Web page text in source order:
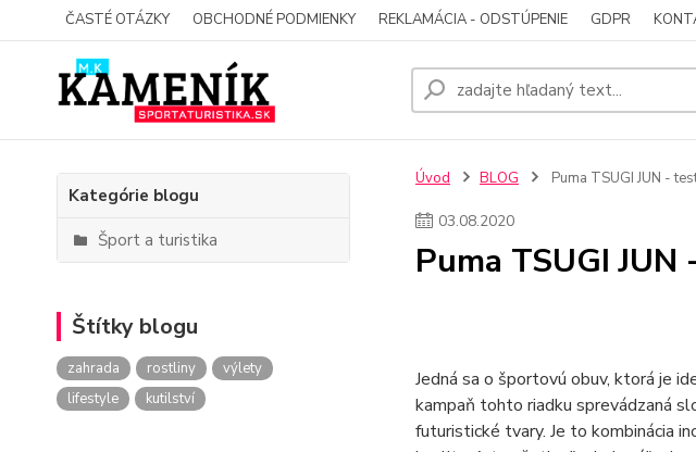
ČASTÉ OTÁZKY OBCHODNÉ PODMIENKY REKLAMÁCIA - ODSTÚPENIE GDPR
Kategórie blogu
Šport a turistika
Štítky blogu
zahrada rostliny
výlety
lifestyle
kutilství
Úvod BLOG Puma TSUGI JUN -
03.08.2020
Puma TSUGI
Jedná sa o športovú obuv, ktorá je
kampaň tohto riadku sprevádzaná
futuristické tvary. Je to kombinácia